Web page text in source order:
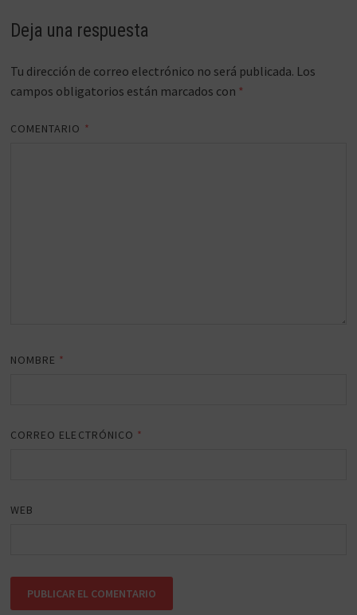
Deja una respuesta
Tu dirección de correo electrónico no será publicada. Los
campos obligatorios están marcados con *
COMENTARIO *
NOMBRE *
CORREO ELECTRÓNICO *
WEB